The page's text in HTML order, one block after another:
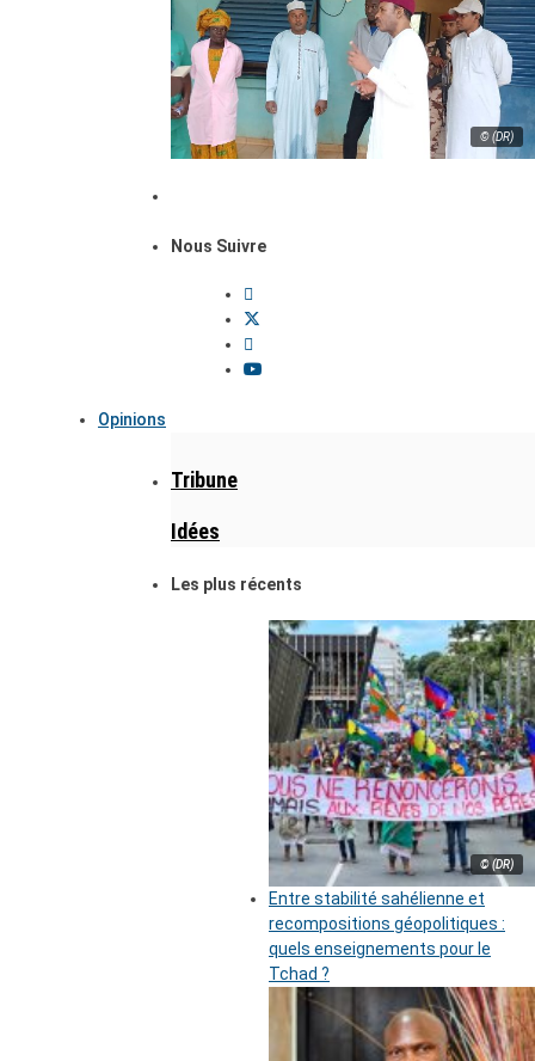
© (DR)
Nous Suivre
Opinions
Tribune
Idées
Les plus récents
© (DR)
Entre stabilité sahélienne et
recompositions géopolitiques :
quels enseignements pour le
Tchad ?